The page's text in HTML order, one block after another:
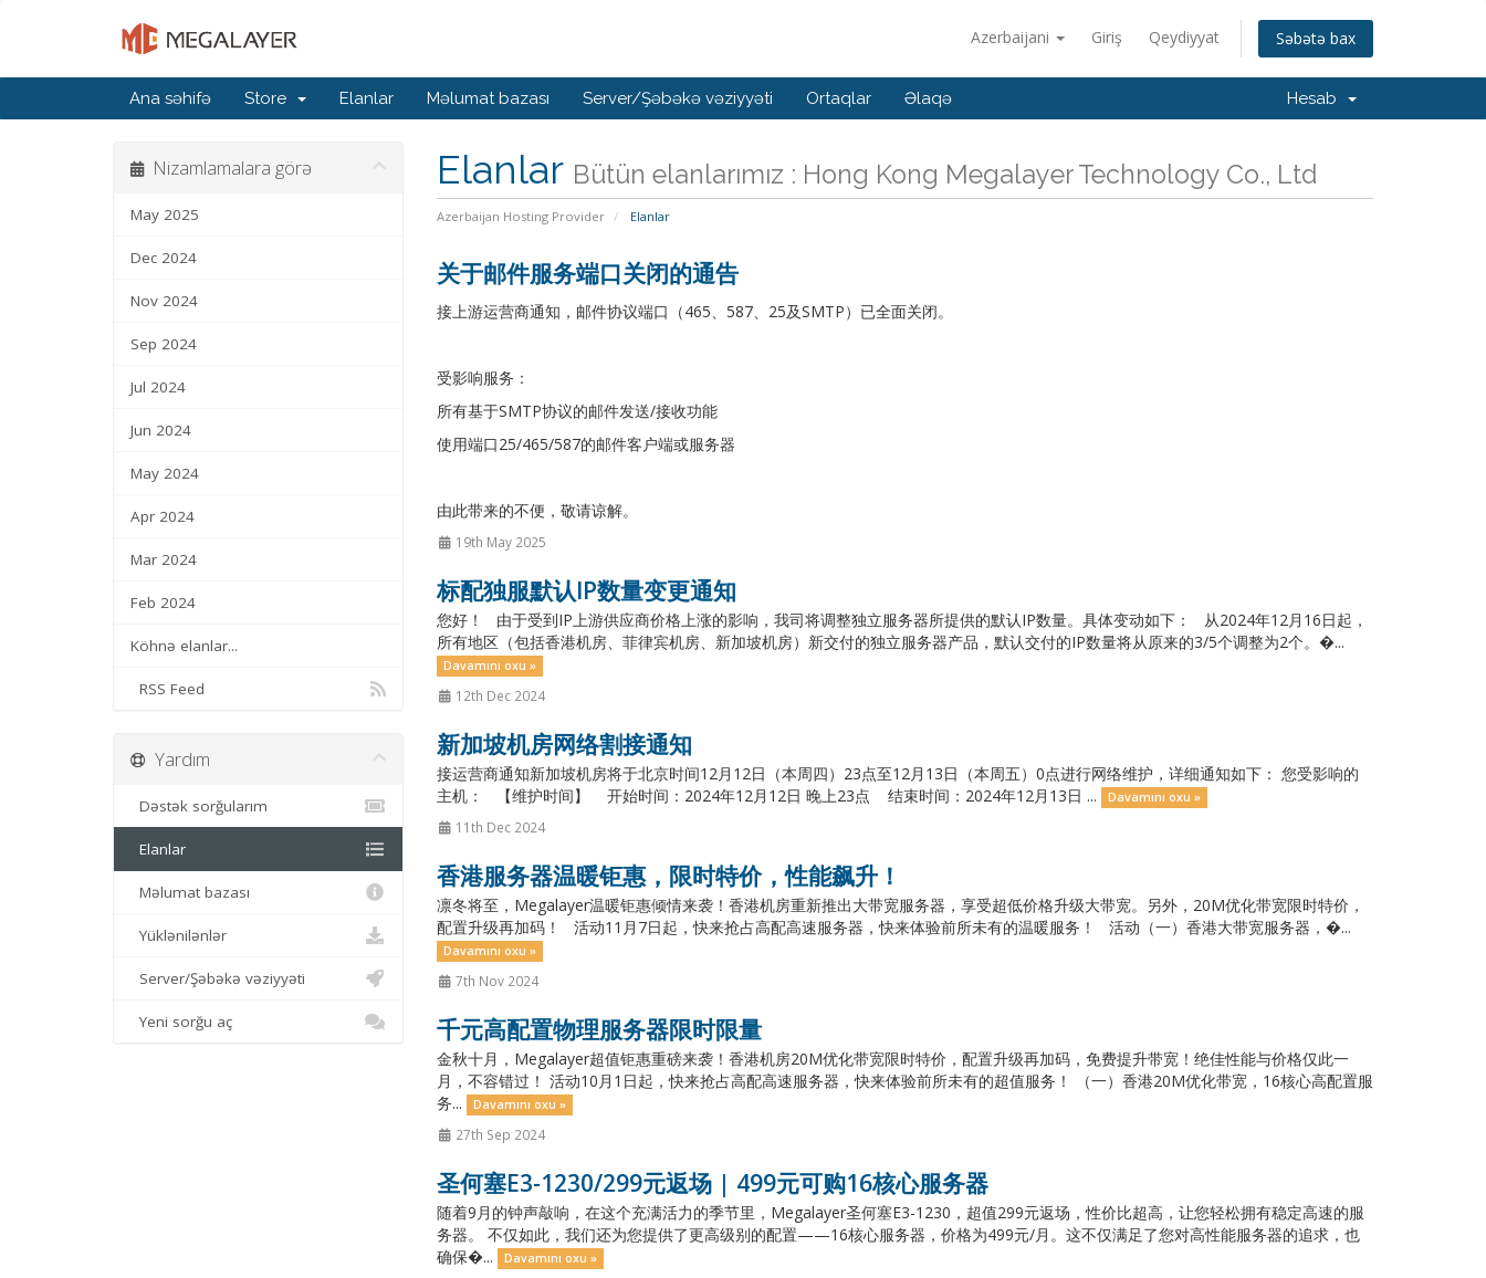
Azerbaijani Giriş Qeydiyyat Səbətə bax
Ana səhifə Store Elanlar Məlumat bazası Server/Şəbəkə vəziyyəti Ortaqlar Əlaqə Hesab
Elanlar Bütün elanlarımız : Hong Kong Megalayer Technology Co., Ltd
Azerbaijan Hosting Provider Elanlar
Nizamlamalara görə
May 2025
Dec 2024
Nov 2024
Sep 2024
Jul 2024
Jun 2024
May 2024
Apr 2024
Mar 2024
Feb 2024
Köhnə elanlar...
RSS Feed
关于邮件服务端口关闭的通告
接上游运营商通知，邮件协议端口（465、587、25及SMTP）已全面关闭。
受影响服务：
所有基于SMTP协议的邮件发送/接收功能
使用端口25/465/587的邮件客户端或服务器
由此带来的不便，敬请谅解。
19th May 2025
标配独服默认IP数量变更通知
您好！ 由于受到IP上游供应商价格上涨的影响，我司将调整独立服务器所提供的默认IP数量。具体变动如下： 从2024年12月16日起，
所有地区（包括香港机房、菲律宾机房、新加坡机房）新交付的独立服务器产品，默认交付的IP数量将从原来的3/5个调整为2个。�...
Davamını oxu »
12th Dec 2024
新加坡机房网络割接通知
接运营商通知新加坡机房将于北京时间12月12日（本周四）23点至12月13日（本周五）0点进行网络维护，详细通知如下： 您受影响的
主机： 【维护时间】 开始时间：2024年12月12日 晚上23点 结束时间：2024年12月13日 ...
Davamını oxu »
11th Dec 2024
香港服务器温暖钜惠，限时特价，性能飙升！
凛冬将至，Megalayer温暖钜惠倾情来袭！香港机房重新推出大带宽服务器，享受超低价格升级大带宽。另外，20M优化带宽限时特价，
配置升级再加码！ 活动11月7日起，快来抢占高配高速服务器，快来体验前所未有的温暖服务！ 活动（一）香港大带宽服务器，�...
Davamını oxu »
7th Nov 2024
千元高配置物理服务器限时限量
金秋十月，Megalayer超值钜惠重磅来袭！香港机房20M优化带宽限时特价，配置升级再加码，免费提升带宽！绝佳性能与价格仅此一
月，不容错过！ 活动10月1日起，快来抢占高配高速服务器，快来体验前所未有的超值服务！ （一）香港20M优化带宽，16核心高配置服
务...
Davamını oxu »
27th Sep 2024
圣何塞E3-1230/299元返场 | 499元可购16核心服务器
随着9月的钟声敲响，在这个充满活力的季节里，Megalayer圣何塞E3-1230，超值299元返场，性价比超高，让您轻松拥有稳定高速的服
务器。 不仅如此，我们还为您提供了更高级别的配置——16核心服务器，价格为499元/月。这不仅满足了您对高性能服务器的追求，也
确保�...
Davamını oxu »
Yardım
Dəstək sorğularım
Elanlar
Məlumat bazası
Yüklənilənlər
Server/Şəbəkə vəziyyəti
Yeni sorğu aç